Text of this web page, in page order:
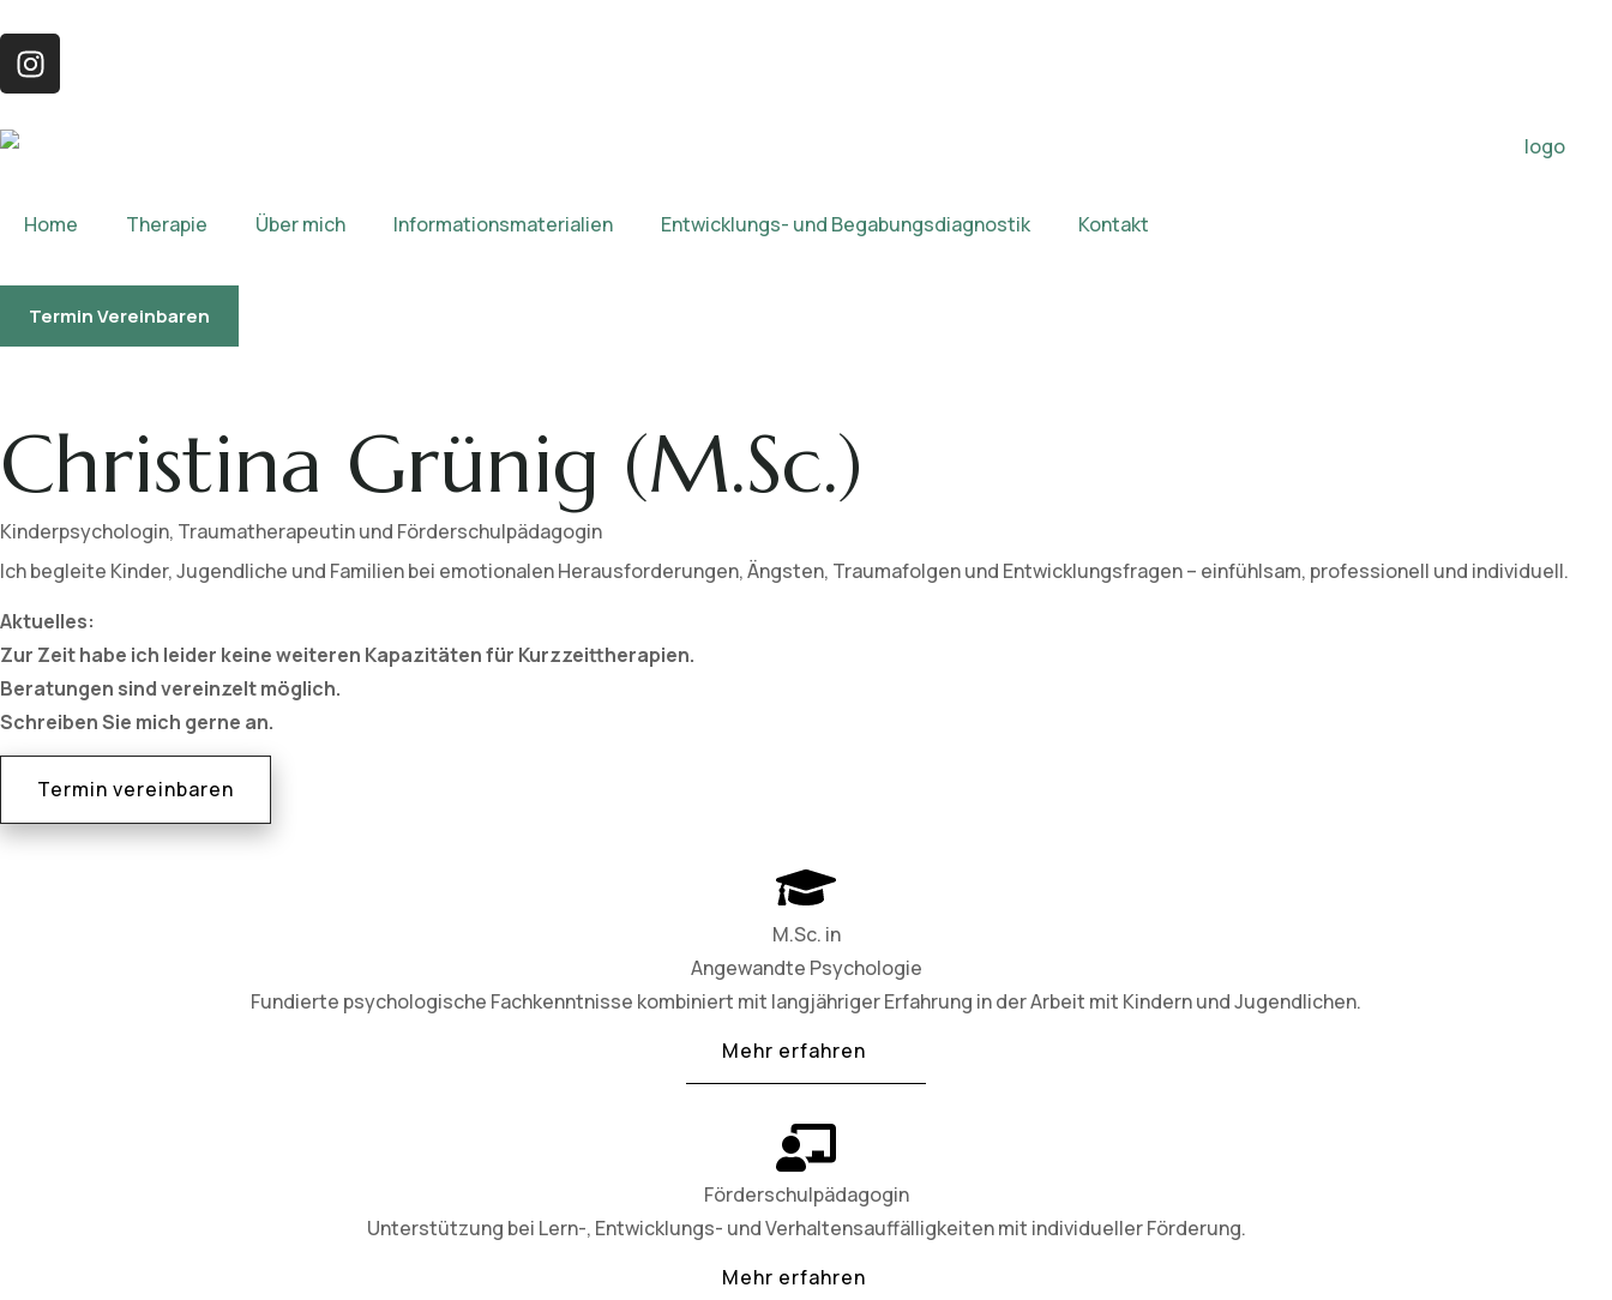
Home Therapie Über mich Informationsmaterialien Entwicklungs- und Begabungsdiagnostik Kontakt
Termin Vereinbaren
Christina Grünig (M.Sc.)
Kinderpsychologin, Traumatherapeutin und Förderschulpädagogin
Ich begleite Kinder, Jugendliche und Familien bei emotionalen Herausforderungen, Ängsten, Traumafolgen und Entwicklungsfragen – einfühlsam, professionell und individuell.
Aktuelles:
Zur Zeit habe ich leider keine weiteren Kapazitäten für Kurzzeittherapien.
Beratungen sind vereinzelt möglich.
Schreiben Sie mich gerne an.
Termin vereinbaren
M.Sc. in
Angewandte Psychologie
Fundierte psychologische Fachkenntnisse kombiniert mit langjähriger Erfahrung in der Arbeit mit Kindern und Jugendlichen.
Mehr erfahren
Förderschulpädagogin
Unterstützung bei Lern-, Entwicklungs- und Verhaltensauffälligkeiten mit individueller Förderung.
Mehr erfahren